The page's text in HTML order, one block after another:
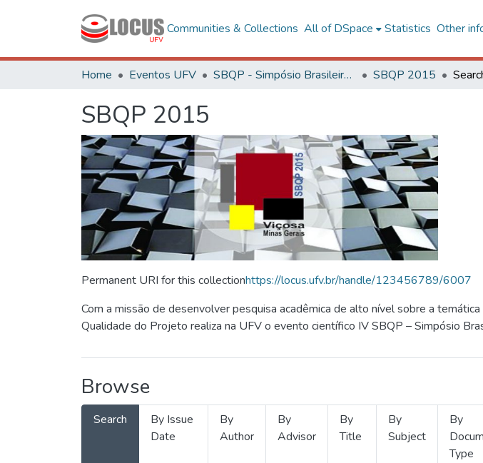
Communities & Collections All of DSpace Statistics Other
Home Eventos UFV SBQP - Simpósio Brasileiro de Qualidade do Projeto no Ambiente Construído SBQP 2015
SBQP 2015
Permanent URI for this collectionhttps://locus.ufv.br/handle/123456789/6007
Com a missão de desenvolver pesquisa acadêmica de alto nível sobre a
Qualidade do Projeto realiza na UFV o evento científico IV SBQP – Simpósio
Browse
Search
By Issue
Date
By
Author
By
Advisor
By
Title
By
Subject
By
Type